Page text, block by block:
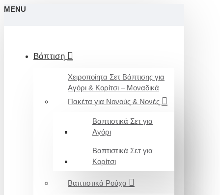
MENU
Βάπτιση
Χειροποίητα Σετ Βάπτισης για
Αγόρι & Κορίτσι – Μοναδικά
Πακέτα για Νονούς & Νονές
Βαπτιστικά Σετ για
Αγόρι
Βαπτιστικά Σετ για
Κορίτσι
Βαπτιστικά Ρούχα